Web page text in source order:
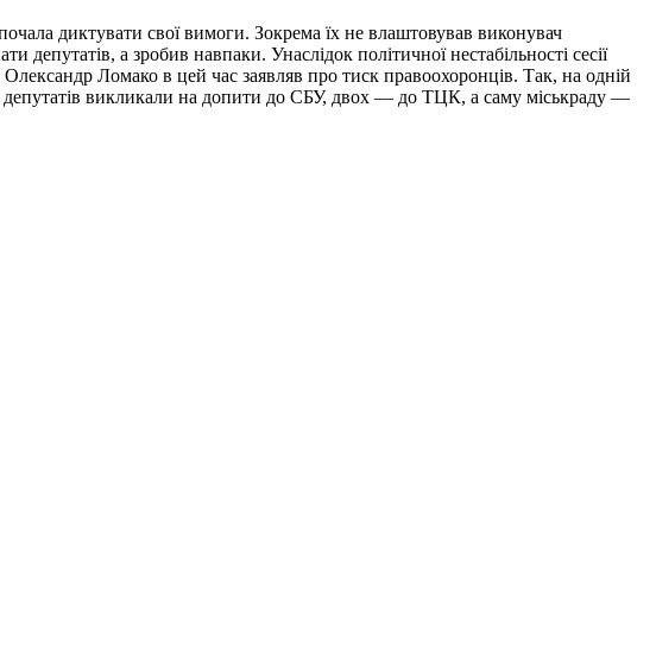
диктувати свої вимоги. Зокрема їх не влаштовував виконувач
а зробив навпаки. Унаслідок політичної нестабільності сесії
Ломако в цей час заявляв про тиск правоохоронців. Так, на одній
депутатів викликали на допити до СБУ, двох — до ТЦК, а саму міськраду —